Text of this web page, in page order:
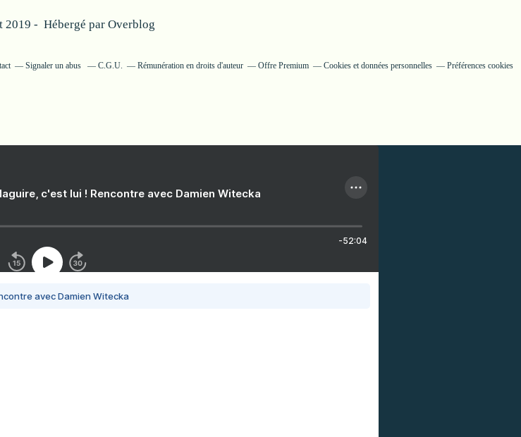
2019 - Hébergé par Overblog
Signaler un abus C.G.U. Rémunération en droits d'auteur Offre Premium Cookies et données personnelles Préférences cookies
c'est lui ! Rencontre avec Damien Witecka
-52:04
avec Damien Witecka